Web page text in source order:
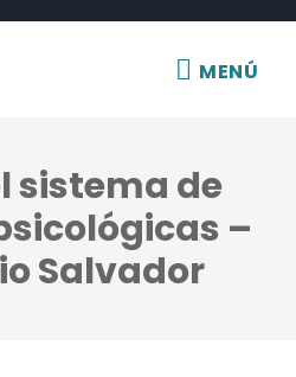
MENÚ
MENÚ
sistema de
–
Salvador